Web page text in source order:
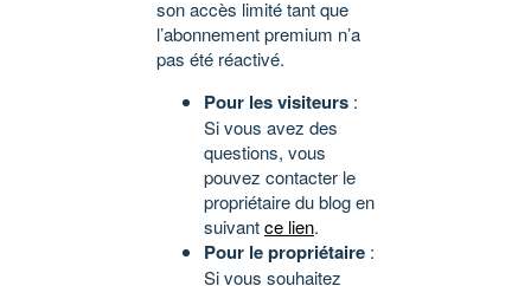
son accès limité tant que
l’abonnement premium n’a
pas été réactivé.
Pour les visiteurs :
Si vous avez des
questions, vous
pouvez contacter le
propriétaire du blog en
suivantce lien.
Pour le propriétaire :
Si vous souhaitez